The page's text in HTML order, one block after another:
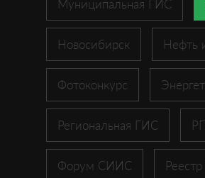
Муниципальная ГИС
Новосибирск Нефть
Фотоконкурс
Региональная ГИС
Форум СИИС